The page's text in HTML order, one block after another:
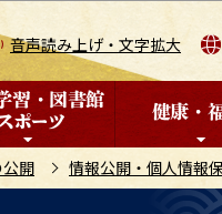
音声読み上げ・文字拡大
開 情報公開・個人情報